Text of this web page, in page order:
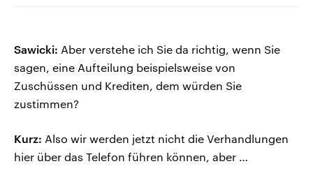
Sawicki: Aber verstehe ich Sie da richtig, wenn Sie
sagen, eine Aufteilung beispielsweise von
Zuschüssen und Krediten, dem würden Sie
zustimmen?
Kurz: Also wir werden jetzt nicht die Verhandlungen
hier über das Telefon führen können, aber …